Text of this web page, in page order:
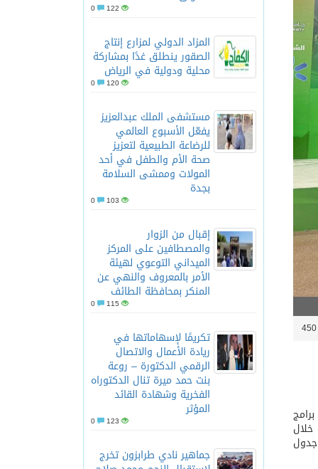
122
المزاد الدولي لمزارع إنتاج
الصقور ينطلق غدًا بمشاركة
محلية ودولية في الرياض
120
مستشفى الملك عبدالعزيز
يفعّل الأسبوع العالمي
للرضاعة الطبيعية لتعزيز
صحة الأم والطفل في أحد
المولات وممشى السلامة
بجدة
103
إقبال من الزوار
والمصطافين على المركز
الميداني التوعوي لهيئة
الأمر بالمعروف والنهي عن
المنكر بمحافظة الطائف
115
تكريمًا لإسهاماتها في
ريادة الأعمال والاتصال
الرقمي الدكتورة – روعة
بنت حمد ميرة تنال الدكتوراه
الفخرية وشهادة القائد
المؤثر
123
جماهير نادي طرابزون تخرج
خلال
جدول